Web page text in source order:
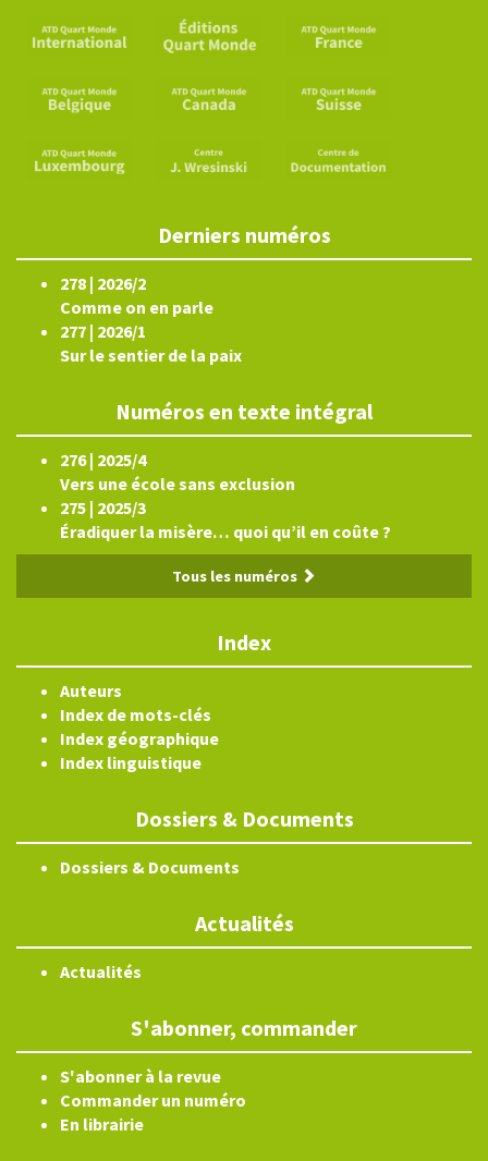
Derniers numéros
278 | 2026/2
Comme on en parle
277 | 2026/1
Sur le sentier de la paix
Numéros en texte intégral
276 | 2025/4
Vers une école sans exclusion
275 | 2025/3
Éradiquer la misère… quoi qu’il en coûte ?
Tous les numéros
Index
Auteurs
Index de mots-clés
Index géographique
Index linguistique
Dossiers & Documents
Dossiers & Documents
Actualités
Actualités
S'abonner, commander
S'abonner à la revue
Commander un numéro
En librairie